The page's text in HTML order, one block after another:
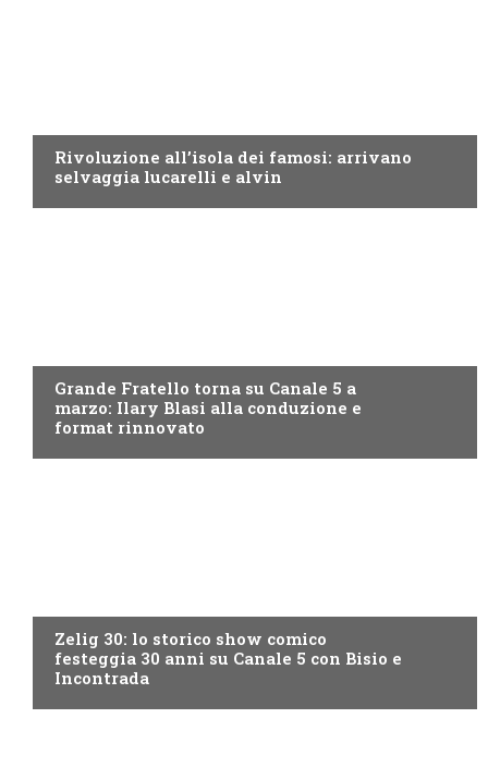
Rivoluzione all’isola dei famosi: arrivano
selvaggia lucarelli e alvin
Grande Fratello torna su Canale 5 a
marzo: Ilary Blasi alla conduzione e
format rinnovato
Zelig 30: lo storico show comico
festeggia 30 anni su Canale 5 con Bisio e
Incontrada